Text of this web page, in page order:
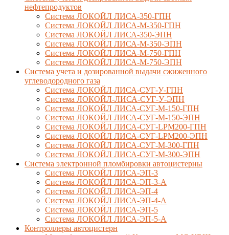
нефтепродуктов
Система ЛОКОЙЛ ЛИСА-350-ГПН
Система ЛОКОЙЛ ЛИСА-М-350-ГПН
Система ЛОКОЙЛ ЛИСА-350-ЭПН
Система ЛОКОЙЛ ЛИСА-М-350-ЭПН
Система ЛОКОЙЛ ЛИСА-М-750-ГПН
Система ЛОКОЙЛ ЛИСА-М-750-ЭПН
Система учета и дозированной выдачи сжиженного
углеводородного газа
Система ЛОКОЙЛ ЛИСА-СУГ-У-ГПН
Система ЛОКОЙЛ-ЛИСА-СУГ-У-ЭПН
Система ЛОКОЙЛ ЛИСА-СУГ-М-150-ГПН
Система ЛОКОЙЛ ЛИСА-СУГ-М-150-ЭПН
Система ЛОКОЙЛ ЛИСА-СУГ-LPM200-ГПН
Система ЛОКОЙЛ ЛИСА-СУГ-LPM200-ЭПН
Система ЛОКОЙЛ ЛИСА-СУГ-М-300-ГПН
Система ЛОКОЙЛ ЛИСА-СУГ-М-300-ЭПН
Система электронной пломбировки автоцистерны
Система ЛОКОЙЛ ЛИСА-ЭП-3
Система ЛОКОЙЛ ЛИСА-ЭП-3-А
Система ЛОКОЙЛ ЛИСА-ЭП-4
Система ЛОКОЙЛ ЛИСА-ЭП-4-А
Система ЛОКОЙЛ ЛИСА-ЭП-5
Система ЛОКОЙЛ ЛИСА-ЭП-5-А
Контроллеры автоцистерн